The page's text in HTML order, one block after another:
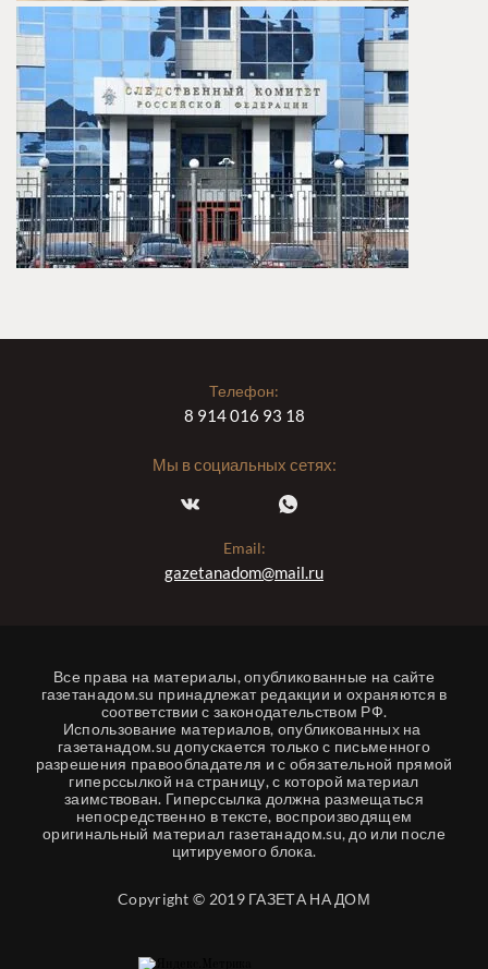
Телефон:
8 914 016 93 18
Мы в социальных сетях:
Email:
gazetanadom@mail.ru
Все права на материалы, опубликованные на сайте
газетанадом.su принадлежат редакции и охраняются в
соответствии с законодательством РФ.
Использование материалов, опубликованных на
газетанадом.su допускается только с письменного
разрешения правообладателя и с обязательной прямой
гиперссылкой на страницу, с которой материал
заимствован. Гиперссылка должна размещаться
непосредственно в тексте, воспроизводящем
оригинальный материал газетанадом.su, до или после
цитируемого блока.
Copyright © 2019 ГАЗЕТА НА ДОМ